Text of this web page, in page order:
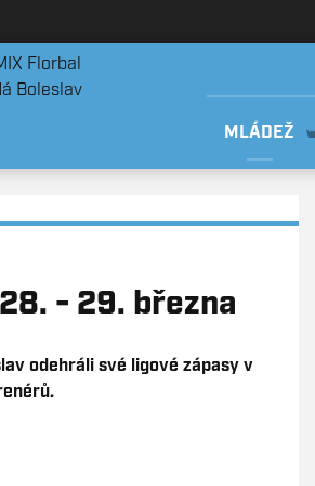
MLÁDEŽ
- 29. března
odehráli své ligové zápasy v